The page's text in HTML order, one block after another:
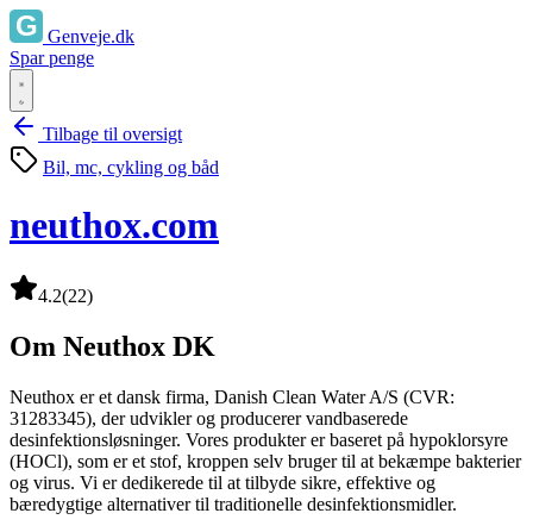
Genveje.dk
Spar penge
Tilbage til oversigt
Bil, mc, cykling og båd
neuthox.com
4.2(22)
Om Neuthox DK
Neuthox er et dansk firma, Danish Clean Water A/S (CVR:
31283345), der udvikler og producerer vandbaserede
desinfektionsløsninger. Vores produkter er baseret på hypoklorsyre
(HOCl), som er et stof, kroppen selv bruger til at bekæmpe bakterier
og virus. Vi er dedikerede til at tilbyde sikre, effektive og
bæredygtige alternativer til traditionelle desinfektionsmidler.